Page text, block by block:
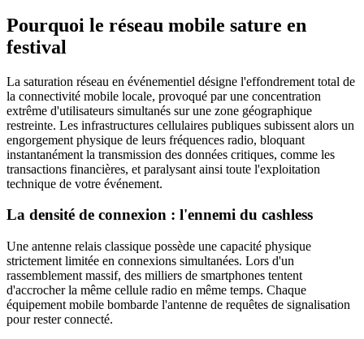
Pourquoi le réseau mobile sature en
festival
La saturation réseau en événementiel désigne l'effondrement total de
la connectivité mobile locale, provoqué par une concentration
extrême d'utilisateurs simultanés sur une zone géographique
restreinte. Les infrastructures cellulaires publiques subissent alors un
engorgement physique de leurs fréquences radio, bloquant
instantanément la transmission des données critiques, comme les
transactions financières, et paralysant ainsi toute l'exploitation
technique de votre événement.
La densité de connexion : l'ennemi du cashless
Une antenne relais classique possède une capacité physique
strictement limitée en connexions simultanées. Lors d'un
rassemblement massif, des milliers de smartphones tentent
d'accrocher la même cellule radio en même temps. Chaque
équipement mobile bombarde l'antenne de requêtes de signalisation
pour rester connecté.